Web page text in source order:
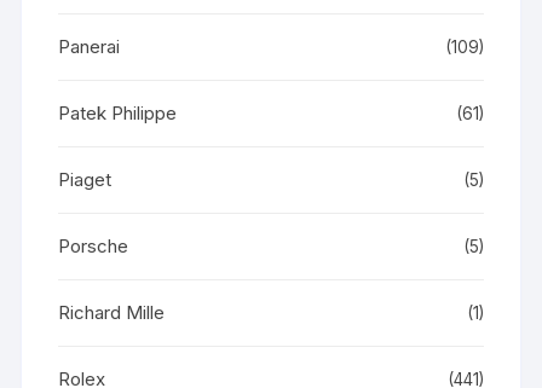
Panerai (109)
Patek Philippe (61)
Piaget (5)
Porsche (5)
Richard Mille (1)
Rolex (441)